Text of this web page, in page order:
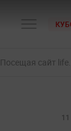
Посещая сайт